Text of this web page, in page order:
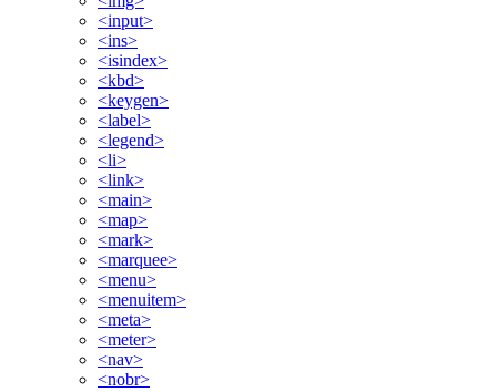
<input>
<ins>
<isindex>
<kbd>
<keygen>
<label>
<legend>
<li>
<link>
<main>
<map>
<mark>
<marquee>
<menu>
<menuitem>
<meta>
<meter>
<nav>
<nobr>